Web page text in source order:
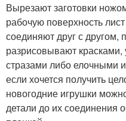
Вырезают заготовки
рабочую поверхность
соединяют друг с
разрисовывают
стразами либо елочными
если хочется получить
новогодние игрушки
детали до их соединения